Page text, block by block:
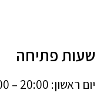
שעות פתיחה
יום ראשון: 20:00 – 7:00